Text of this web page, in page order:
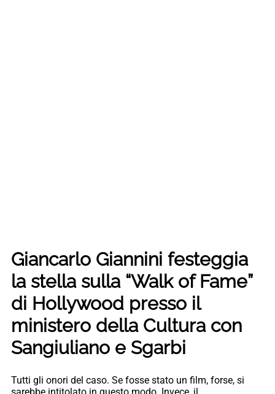
Giancarlo Giannini festeggia
la stella sulla “Walk of Fame”
di Hollywood presso il
ministero della Cultura con
Sangiuliano e Sgarbi
Tutti gli onori del caso. Se fosse stato un film, forse, si